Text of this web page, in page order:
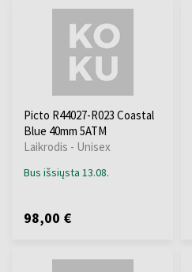
Picto R44027-R023 Coastal
Blue 40mm 5ATM
Laikrodis - Unisex
Bus išsiųsta 13.08.
98,00 €